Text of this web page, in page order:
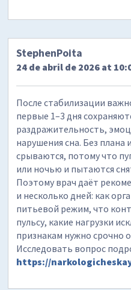
StephenPoita
24 de abril de 2026 at
После стабилизации
первые 1–3 дня
раздражительность,
нарушения сна. Без
срываются, потому что
или ночью и пытаются
Поэтому врач даёт
и несколько дней: как
питьевой режим, что
пульсу, какие нагрузки
признакам нужно срочно
Исследовать вопрос
https://